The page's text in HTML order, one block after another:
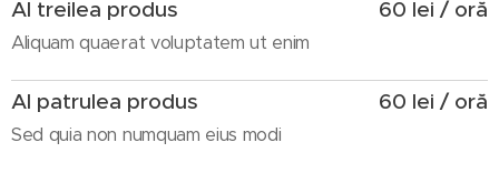
Al treilea produs
Aliquam quaerat voluptatem ut enim
60 lei / oră
Al patrulea produs
Sed quia non numquam eius modi
60 lei / oră